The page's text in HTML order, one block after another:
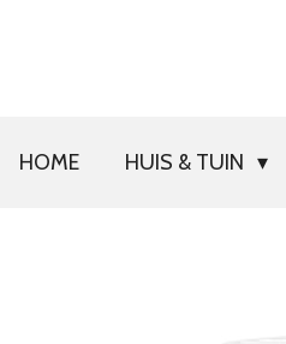
HOME HUIS & TUIN